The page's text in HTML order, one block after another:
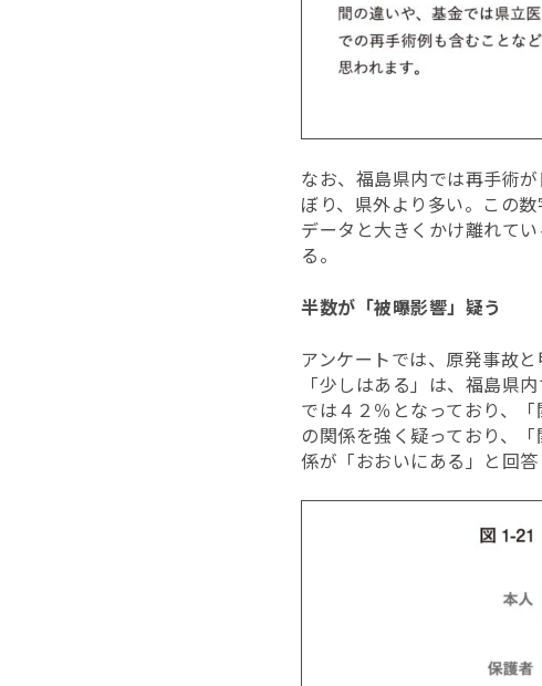
なお、福島県内では再手術
ぼり、県外より多い。この
データと大きくかけ離れて
る。
半数が「被曝影響」疑う
アンケートでは、原発事故
「少しはある」は、福島県
では４２％となっており、
の関係を強く疑っており、
係が「おおいにある」と回